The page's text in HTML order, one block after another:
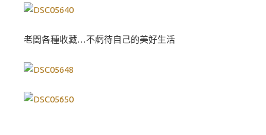
老闆各種收藏…不虧待自己的美好生活